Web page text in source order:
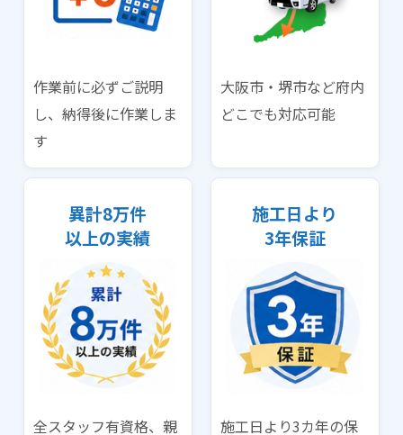
作業前に必ずご説明
し、納得後に作業しま
す
大阪市・堺市など府内
どこでも対応可能
異計8万件
以上の実績
全スタッフ有資格、親
施工日より
3年保証
施工日より3カ年の保